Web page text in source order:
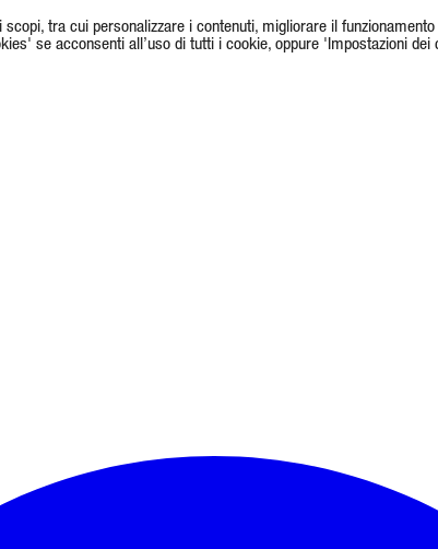
tra cui personalizzare i contenuti, migliorare il
se acconsenti all’uso di tutti i cookie, oppure 'Impostazioni